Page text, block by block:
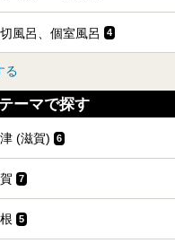
風呂、個室風呂 4
る
ーマで探す
(滋賀) 6
7
5